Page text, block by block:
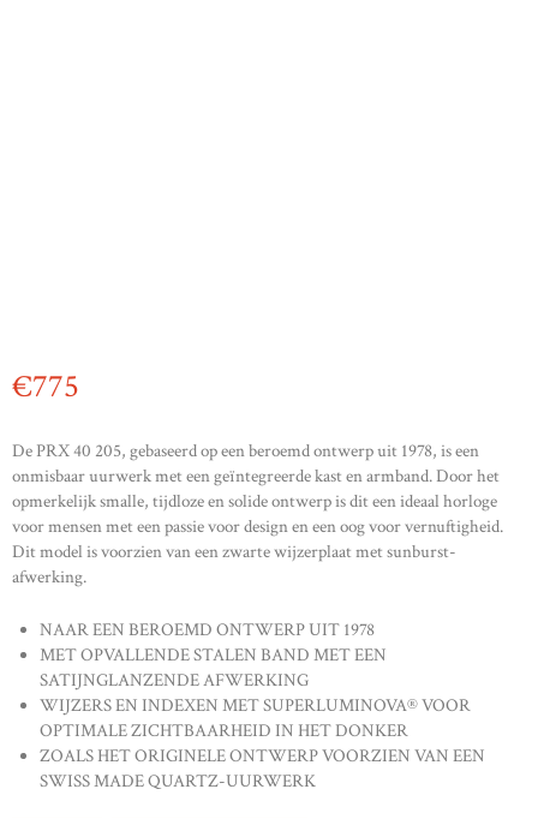
€775
De PRX 40 205, gebaseerd op een beroemd ontwerp uit 1978, is een
onmisbaar uurwerk met een geïntegreerde kast en armband. Door het
opmerkelijk smalle, tijdloze en solide ontwerp is dit een ideaal horloge
voor mensen met een passie voor design en een oog voor vernuftigheid.
Dit model is voorzien van een zwarte wijzerplaat met sunburst-
afwerking.
NAAR EEN BEROEMD ONTWERP UIT 1978
MET OPVALLENDE STALEN BAND MET EEN
SATIJNGLANZENDE AFWERKING
WIJZERS EN INDEXEN MET SUPERLUMINOVA® VOOR
OPTIMALE ZICHTBAARHEID IN HET DONKER
ZOALS HET ORIGINELE ONTWERP VOORZIEN VAN EEN
SWISS MADE QUARTZ-UURWERK